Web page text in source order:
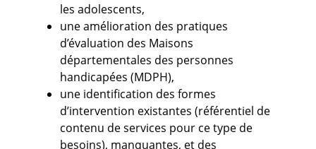
les adolescents,
une amélioration des pratiques
d’évaluation des Maisons
départementales des personnes
handicapées (MDPH),
une identification des formes
d’intervention existantes (référentiel de
contenu de services pour ce type de
besoins), manquantes, et des